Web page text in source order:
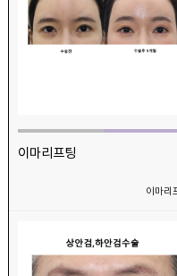
이마리프팅
이마리